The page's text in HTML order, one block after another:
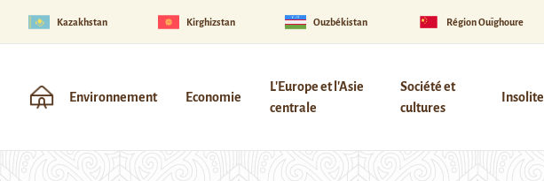
Kazakhstan Kirghizstan Ouzbékistan Région Ouïghoure
Environnement Economie
L'Europe et l'Asie
centrale
Société et
cultures
Insolite